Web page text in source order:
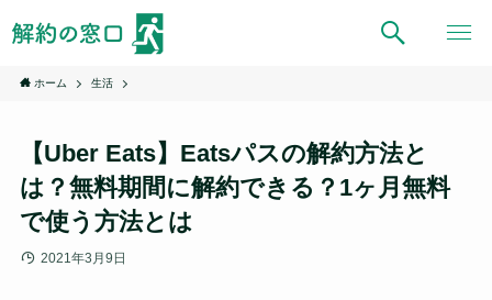
ホーム 生活
【Uber Eats】Eatsパスの解約方法と
は？無料期間に解約できる？1ヶ月無料
で使う方法とは
2021年3月9日